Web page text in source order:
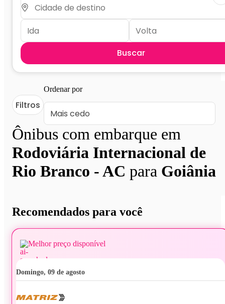
Buscar
Ônibus com embarque em
Rodoviária Internacional de
Rio Branco - AC para Goiânia
Filtros
Ordenar por
Recomendados para você
Melhor preço disponível
domingo, 09 de agosto